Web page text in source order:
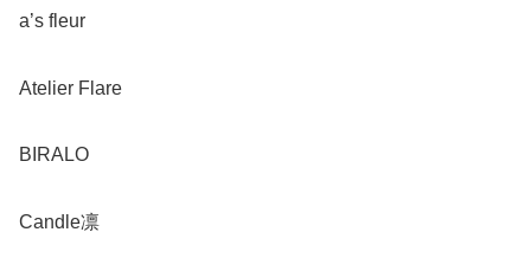
a’s fleur
Atelier Flare
BIRALO
Candle凛